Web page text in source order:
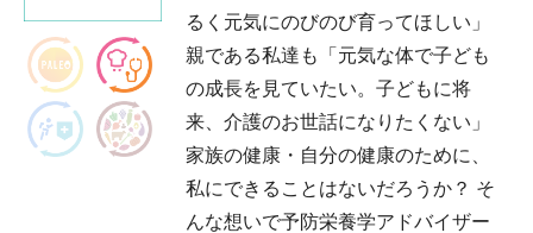
るく元気にのびのび育ってほしい」
親である私達も「元気な体で子ども
の成長を見ていたい。子どもに将
来、介護のお世話になりたくない」
家族の健康・自分の健康のために、
私にできることはないだろうか？ そ
んな想いで予防栄養学アドバイザー